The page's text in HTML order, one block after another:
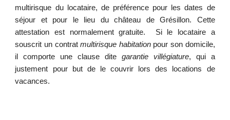
multirisque du locataire, de préférence pour les dates de
séjour et pour le lieu du château de Grésillon. Cette
attestation est normalement gratuite.
Si le locataire a
souscrit un contratmultirisque habitationpour son domicile,
il comporte une clause dite garantie villégiature, qui a
justement pour but de le couvrir lors des locations de
vacances.